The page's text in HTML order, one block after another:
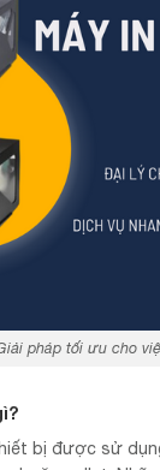
pháp tối ưu cho
bị được sử